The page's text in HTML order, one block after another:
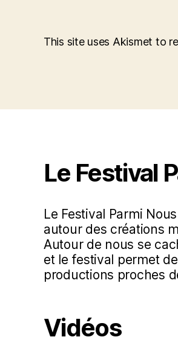
This site uses Akismet to
Le Festival
Le Festival Parmi
autour des créations
Autour de nous se
et le festival permet
productions proches
Vidéos